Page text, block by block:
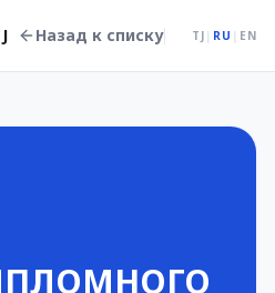
Назад к списку TJ | RU | EN